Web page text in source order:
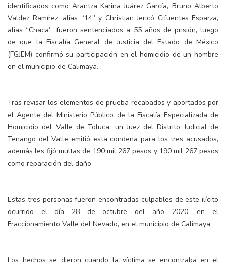
identificados como Arantza Karina Juárez García, Bruno Alberto
Valdez Ramírez, alias “14” y Christian Jericó Cifuentes Esparza,
alias “Chaca”, fueron sentenciados a 55 años de prisión, luego
de que la Fiscalía General de Justicia del Estado de México
(FGJEM) confirmó su participación en el homicidio de un hombre
en el municipio de Calimaya.
Tras revisar los elementos de prueba recabados y aportados por
el Agente del Ministerio Público de la Fiscalía Especializada de
Homicidio del Valle de Toluca, un Juez del Distrito Judicial de
Tenango del Valle emitió esta condena para los tres acusados,
además les fijó multas de 190 mil 267 pesos y 190 mil 267 pesos
como reparación del daño.
Estas tres personas fueron encontradas culpables de este ilícito
ocurrido el día 28 de octubre del año 2020, en el
Fraccionamiento Valle del Nevado, en el municipio de Calimaya.
Los hechos se dieron cuando la víctima se encontraba en el